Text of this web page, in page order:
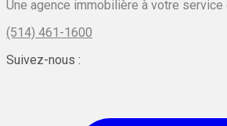
Une agence immobilière à votre
(514) 461-1600
Suivez-nous :